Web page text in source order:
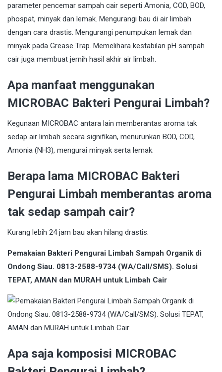
parameter pencemar sampah cair seperti Amonia, COD, BOD,
phospat, minyak dan lemak. Mengurangi bau di air limbah
dengan cara drastis. Mengurangi penumpukan lemak dan
minyak pada Grease Trap. Memelihara kestabilan pH sampah
cair juga membuat jernih hasil akhir air limbah.
Apa manfaat menggunakan
MICROBAC Bakteri Pengurai Limbah?
Kegunaan MICROBAC antara lain memberantas aroma tak
sedap air limbah secara signifikan, menurunkan BOD, COD,
Amonia (NH3), mengurai minyak serta lemak.
Berapa lama MICROBAC Bakteri
Pengurai Limbah memberantas aroma
tak sedap sampah cair?
Kurang lebih 24 jam bau akan hilang drastis.
Pemakaian Bakteri Pengurai Limbah Sampah Organik di
Ondong Siau. 0813-2588-9734 (WA/Call/SMS). Solusi
TEPAT, AMAN dan MURAH untuk Limbah Cair
Apa saja komposisi MICROBAC